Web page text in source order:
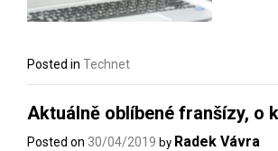
Posted in Technet
Aktuálně oblíbené franšízy, o
Posted on 30/04/2019 by Radek Vávra